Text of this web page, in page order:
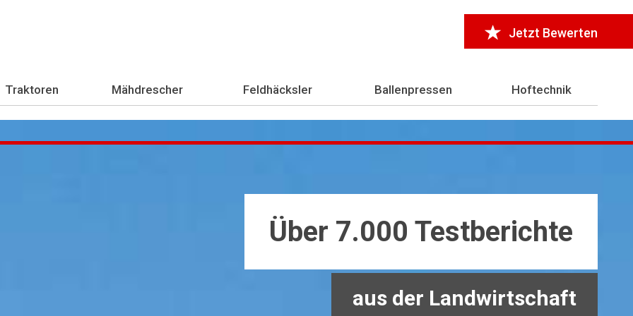
Jetzt Bewerten
Traktoren Mähdrescher Feldhäcksler Ballenpressen Hoftechnik
Über 7.000 Testberichte
aus der Landwirtschaft